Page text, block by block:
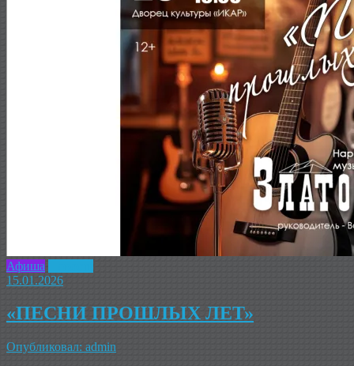
Афиша
15.01.2026
«ПЕСНИ ПРОШЛЫХ ЛЕТ»
Опубликовал: admin